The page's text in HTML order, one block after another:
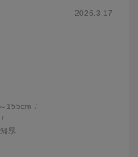
2026.3.17
155cm
県